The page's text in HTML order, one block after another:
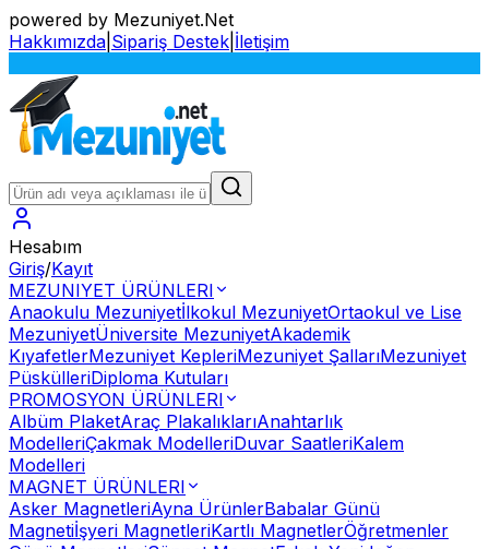
powered by Mezuniyet.Net
Hakkımızda Sipariş Destek İletişim
Hesabım
Giriş/Kayıt
MEZUNIYET ÜRÜNLERI
Anaokulu Mezuniyetİlkokul MezuniyetOrtaokul ve Lise
MezuniyetÜniversite MezuniyetAkademik
KıyafetlerMezuniyet KepleriMezuniyet ŞallarıMezuniyet
PüskülleriDiploma Kutuları
PROMOSYON ÜRÜNLERI
Albüm PlaketAraç PlakalıklarıAnahtarlık
ModelleriÇakmak ModelleriDuvar SaatleriKalem
Modelleri
MAGNET ÜRÜNLERI
Asker MagnetleriAyna ÜrünlerBabalar Günü
Magnetiİşyeri MagnetleriKartlı MagnetlerÖğretmenler